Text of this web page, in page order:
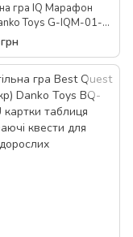
гра IQ Марафон
Toys G-IQM-01-
карти 112 шт.
годинник фішки
для дітей